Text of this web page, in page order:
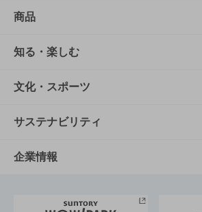
商品
商品TOP
商品一覧
商品発売情報
栄養成分一覧
知る・楽しむ
知る・楽しむTOP
キャンペーン
工場見学
文化・スポーツ
文化・スポーツTOP
サントリーホール
サステナビリティ
サステナビリティTOP
企業情報